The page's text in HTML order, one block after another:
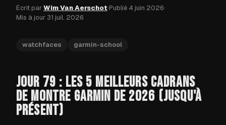
Écrit parWim Van Aerschot·Publié 4 juin 2026·
Mis à jour 31 juil. 2026
watchfaces garmin-school
JOUR 79 : LES 5 MEILLEURS CADRANS
DE MONTRE GARMIN DE 2026 (JUSQU'À
PRÉSENT)